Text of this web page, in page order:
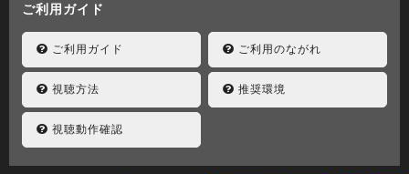
ご利用ガイド
ご利用ガイド ご利用のながれ
視聴方法 推奨環境
視聴動作確認